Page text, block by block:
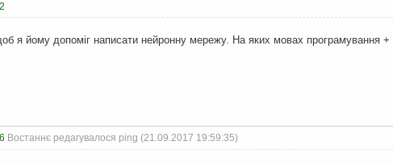
я йому допоміг написати нейронну мережу. На яких мовах програмування +
Востаннє редагувалося ping (21.09.2017 19:59:35)